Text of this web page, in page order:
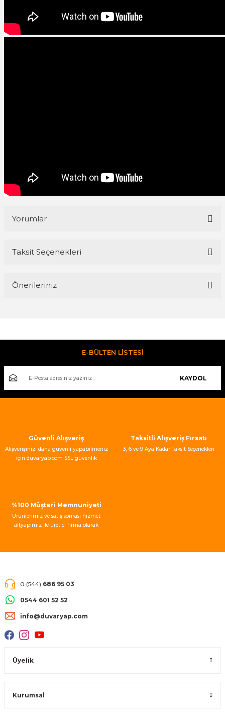
Yorumlar
Taksit Seçenekleri
Önerileriniz
Görüş ve önerileriniz için teşekkür ederiz.
Ürün resmi kalitesiz, bozuk veya görüntülenemiyor.
Ürün açıklamasında eksik bilgiler bulunuyor.
Ürün bilgilerinde hatalar bulunuyor.
E-BÜLTEN LİSTESİ
KAYDOL
Güvenli Alışveriş
Alışverişinizi daha güvenli yapabilmeniz
için duvaryap.com SSL güvenlik
Taksitli Alışveriş Fırsatı
3, 6 ve 9 Aya Kadar Taksit Seçenekleri
%100 Müşteri Memnuniyeti
Ürünlerimiz ve satış sonrası hizmet
altyapımız ile üretici firma olarak
0 (544) 686 95 03
0544 601 52 52
info@duvaryap.com
Üyelik
Kurumsal